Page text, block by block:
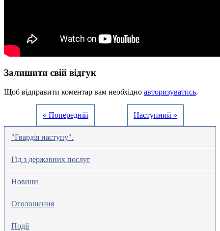
Залишити свій відгук
Щоб відправити коментар вам необхідно авторизуватись.
« Попередній Наступний »
"Гвардія наступу".
Гід з державних послуг
Новини
Оголошення
Події